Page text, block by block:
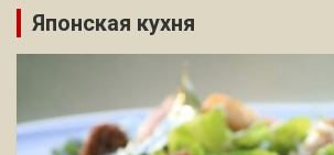
Японская кухня